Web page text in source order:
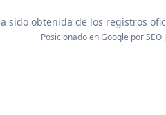
sido obtenida de los registros
Posicionado en Google porSEO